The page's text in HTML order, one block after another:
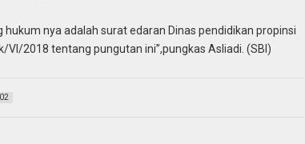
nya adalah surat edaran Dinas pendidikan propinsi
VI/2018 tentang pungutan ini”,pungkas Asliadi. (SBI)